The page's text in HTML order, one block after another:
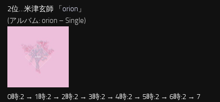
2位…米津玄師 「orion 」
(アルバム: orion – Single)
0時:2 → 1時:2 → 2時:2 → 3時:2 → 4時:2 → 5時:2 → 6時:2 → 7